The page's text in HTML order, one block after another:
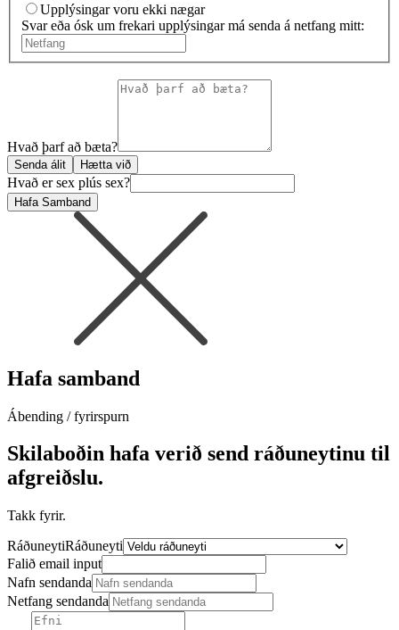
Upplýsingar voru ekki nægar
Svar eða ósk um frekari upplýsingar má senda á netfang mitt:
Hvað þarf að bæta?
Senda álit Hætta við
Hvað er sex plús sex?
Hafa Samband
Hafa samband
Ábending / fyrirspurn
Skilaboðin hafa verið send ráðuneytinu til
afgreiðslu.
Takk fyrir.
RáðuneytiRáðuneyti
Falið email input
Nafn sendanda
Netfang sendanda